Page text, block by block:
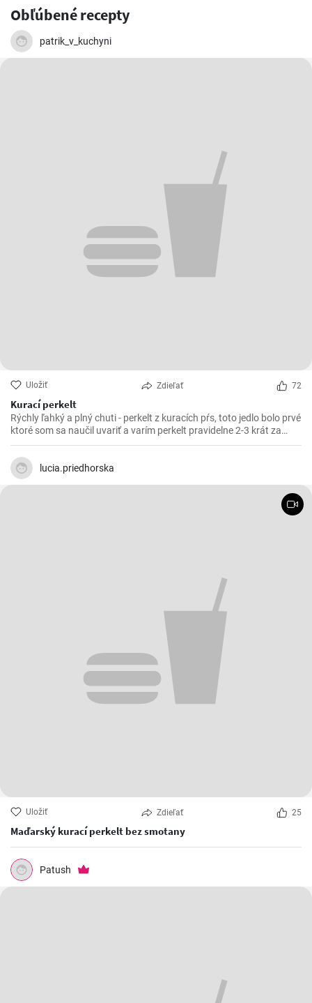
Obľúbené recepty
patrik_v_kuchyni
Uložiť Zdieľať 72
Kurací perkelt
Rýchly ľahký a plný chuti - perkelt z kuracích pŕs, toto jedlo bolo prvé
ktoré som sa naučil uvariť a varím perkelt pravidelne 2-3 krát za
mesiac. Vynikajúci kurací perkelt s kolienkami.
lucia.priedhorska
Uložiť Zdieľať 25
Maďarský kurací perkelt bez smotany
Patush